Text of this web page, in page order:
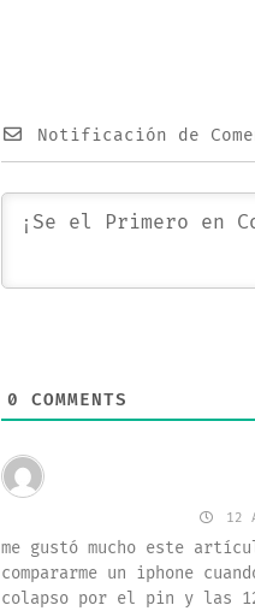
Notificación de
0 COMMENTS
12
me gustó mucho este
compararme un iphone
colapso por el pin y las